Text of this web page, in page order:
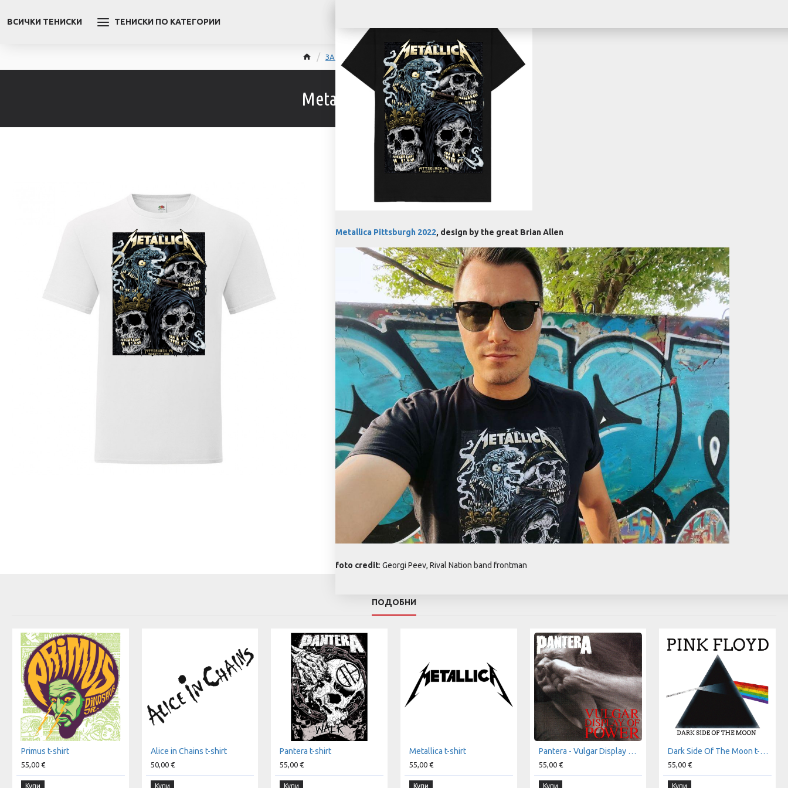
ВСИЧКИ ТЕНИСКИ ТЕНИСКИ ПО КАТЕГОРИИ
ЗА ПОДАРЪК Metallica Pittsburgh t-shirt
Metallica Pittsburgh t-shirt
ОТЗИВИ
Metallica Pittsburgh 2022, design by the great Brian Allen
foto credit: Georgi Peev, Rival Nation band frontman
55,00 €
S М L XL XXL
Модел и цвят
Дамска или мъжка
Дамска Мъжка
ПОДОБНИ
Primus t-shirt
55,00 €
Купи
Alice in Chains t-shirt
50,00 €
Купи
Pantera t-shirt
55,00 €
Купи
Metallica t-shirt
55,00 €
Купи
Pantera - Vulgar Display Of Power t-shirt
55,00 €
Купи
Dark Side Of The Moon t-shirt
55,00 €
Купи